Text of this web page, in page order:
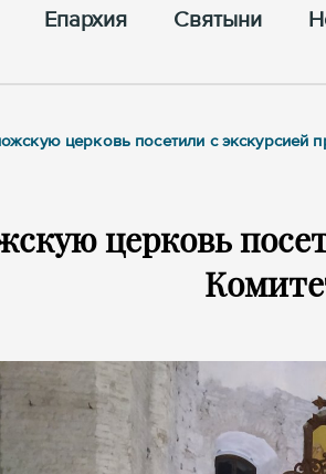
Епархия Cвятыни
церковь посетили с экскурсией
церковь